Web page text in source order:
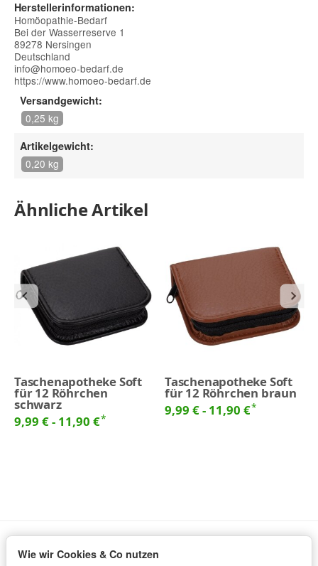
Herstellerinformationen:
Homöopathie-Bedarf
Bei der Wasserreserve 1
89278 Nersingen
Deutschland
info@homoeo-bedarf.de
https://www.homoeo-bedarf.de
Versandgewicht:
0,25 kg
Artikelgewicht:
0,20 kg
Ähnliche Artikel
Taschenapotheke Soft
für 12 Röhrchen
schwarz
9,99 € - 11,90 €*
Taschenapotheke Soft
für 12 Röhrchen braun
9,99 € - 11,90 €*
Informationen
Wie wir Cookies & Co nutzen